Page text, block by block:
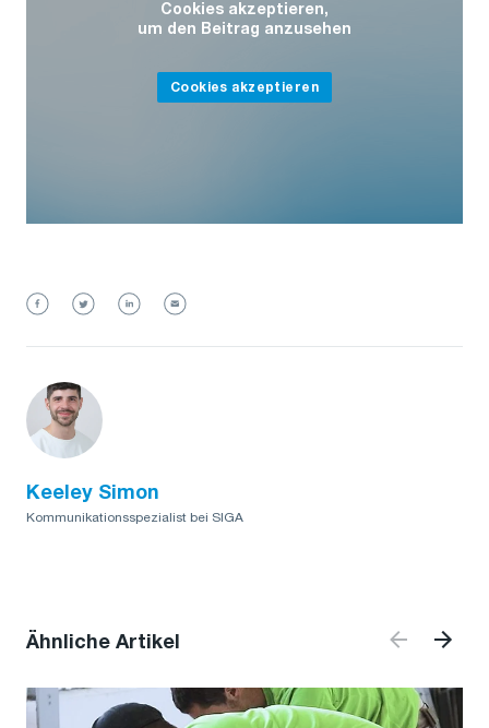
Cookies akzeptieren,
um den Beitrag anzusehen
Cookies akzeptieren
Keeley Simon
Kommunikationsspezialist bei SIGA
Ähnliche Artikel